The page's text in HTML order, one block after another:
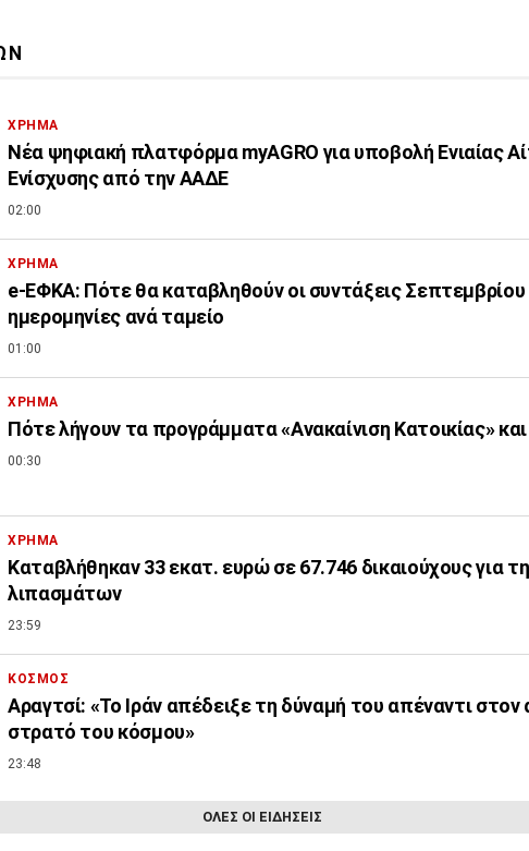
ΧΡΗΜΑ
Νέα ψηφιακή πλατφόρμα myAGRO για υποβολή Ενιαίας
Ενίσχυσης από την ΑΑΔΕ
02:00
ΧΡΗΜΑ
e-ΕΦΚΑ: Πότε θα καταβληθούν οι συντάξεις Σεπτεμβρίου
ημερομηνίες ανά ταμείο
01:00
ΧΡΗΜΑ
Πότε λήγουν τα προγράμματα «Ανακαίνιση Κατοικίας» και
00:30
ΧΡΗΜΑ
Καταβλήθηκαν 33 εκατ. ευρώ σε 67.746 δικαιούχους για
λιπασμάτων
23:59
ΚΟΣΜΟΣ
Αραγτσί: «Το Ιράν απέδειξε τη δύναμή του απέναντι στον
στρατό του κόσμου»
23:48
ΟΛΕΣ ΟΙ ΕΙΔΗΣΕΙΣ